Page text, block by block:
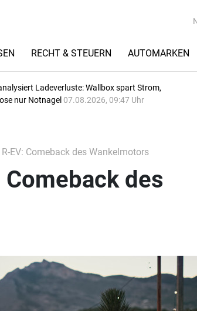
RECHT & STEUERN AUTOMARKEN
Ladeverluste: Wallbox spart Strom,
nur Notnagel 07.08.2026, 09:47 Uhr
EV: Comeback des Wankelmotors
des